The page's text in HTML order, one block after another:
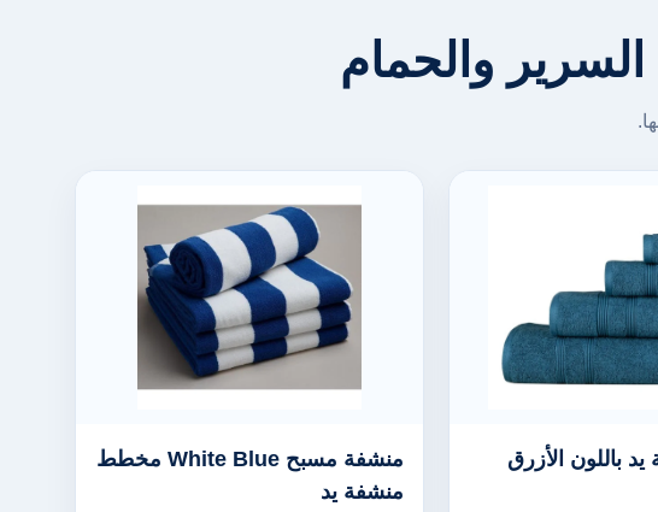
والحمام
باللون الأزرق
منشفة مسبح White Blue مخطط
منشفة يد